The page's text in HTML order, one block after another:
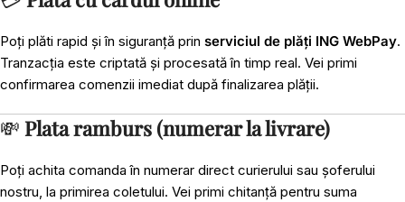
Poți plăti rapid și în siguranță prin serviciul de plăți ING WebPay.
Tranzacția este criptată și procesată în timp real. Vei primi
confirmarea comenzii imediat după finalizarea plății.
💸 Plata ramburs (numerar la livrare)
Poți achita comanda în numerar direct curierului sau șoferului
nostru, la primirea coletului. Vei primi chitanță pentru suma